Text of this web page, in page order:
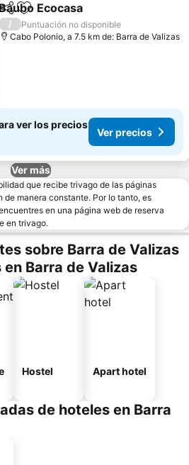
CompartirAñadir a favoritos
Baubo Ecocasa
/
Puntuación no disponible
Cabo Polonio, a 7.5 km de: Barra de Valizas
ver los precios
Ver precios
Ver más
que recibe trivago de las páginas
de manera constante. Por lo tanto, es
en una página web de reserva
en trivago.
sobre Barra de Valizas
Barra de Valizas
Hostel Apart hotel
de hoteles en Barra